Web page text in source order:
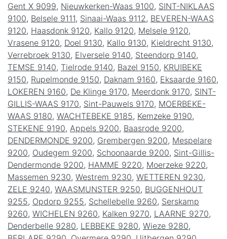
Gent X 9099, Nieuwkerken-Waas 9100, SINT-NIKLAAS
9100, Belsele 9111, Sinaai-Waas 9112 , BEVEREN-WAAS
9120, Haasdonk 9120, Kallo 9120, Melsele 9120,
Vrasene 9120, Doel 9130, Kallo 9130, Kieldrecht 9130,
Verrebroek 9130, Elversele 9140, Steendorp 9140,
TEMSE 9140, Tielrode 9140, Bazel 9150, KRUIBEKE
9150, Rupelmonde 9150, Daknam 9160, Eksaarde 9160,
LOKEREN 9160, De Klinge 9170, Meerdonk 9170, SINT-
GILLIS-WAAS 9170, Sint-Pauwels 9170, MOERBEKE-
WAAS 9180, WACHTEBEKE 9185, Kemzeke 9190,
STEKENE 9190, Appels 9200, Baasrode 9200,
DENDERMONDE 9200, Grembergen 9200, Mespelare
9200, Oudegem 9200, Schoonaarde 9200, Sint-Gillis-
Dendermonde 9200, HAMME 9220, Moerzeke 9220,
Massemen 9230, Westrem 9230, WETTEREN 9230,
ZELE 9240, WAASMUNSTER 9250, BUGGENHOUT
9255, Opdorp 9255, Schellebelle 9260, Serskamp
9260, WICHELEN 9260, Kalken 9270, LAARNE 9270,
Denderbelle 9280, LEBBEKE 9280, Wieze 9280,